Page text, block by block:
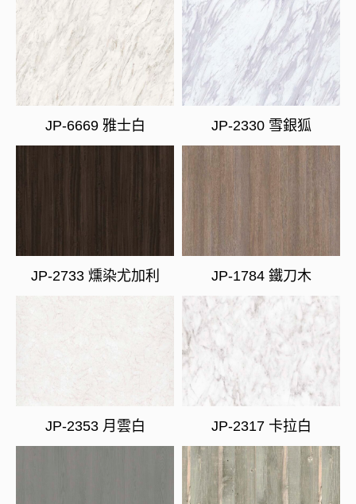
JP-6669 雅士白 JP-2330 雪銀狐
JP-2733 燻染尤加利 JP-1784 鐵刀木
JP-2353 月雲白 JP-2317 卡拉白